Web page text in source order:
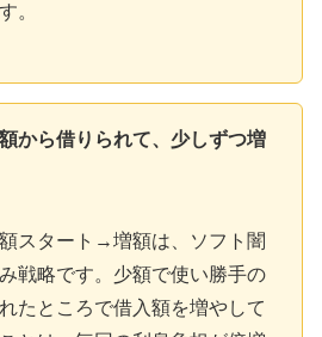
。
から借りられて、少しずつ増
スタート→増額は、ソフト闇
戦略です。少額で使い勝手の
たところで借入額を増やして